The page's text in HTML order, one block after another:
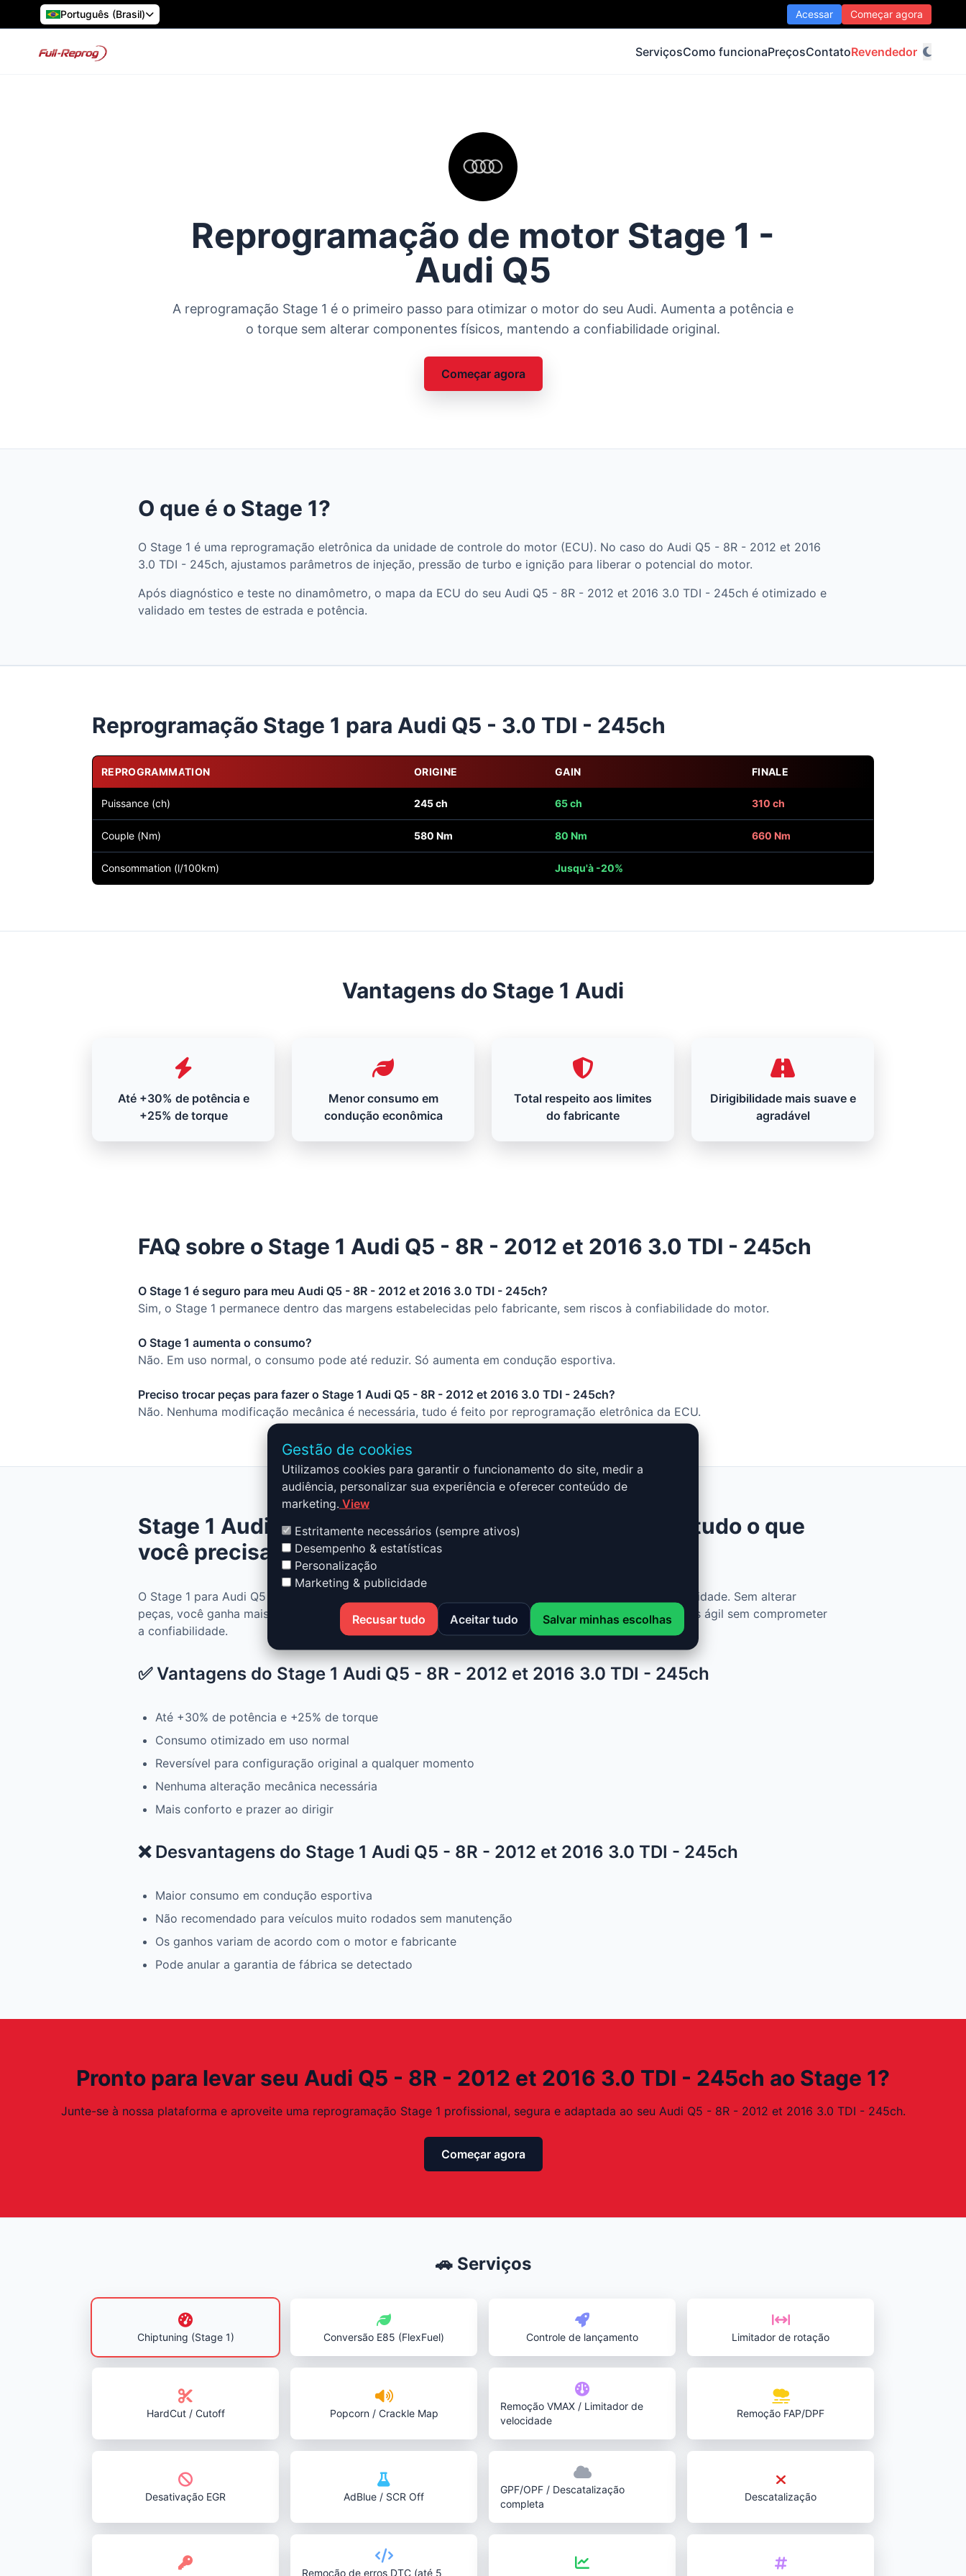
Português (Brasil) Acessar Começar agora
ServiçosComo funcionaPreçosContatoRevendedor
Reprogramação de motor Stage 1 -
Audi Q5
A reprogramação Stage 1 é o primeiro passo para otimizar o motor do seu Audi. Aumenta a potência e
o torque sem alterar componentes físicos, mantendo a confiabilidade original.
Começar agora
O que é o Stage 1?
O Stage 1 é uma reprogramação eletrônica da unidade de controle do motor (ECU). No caso do Audi Q5 - 8R - 2012 et 2016
3.0 TDI - 245ch, ajustamos parâmetros de injeção, pressão de turbo e ignição para liberar o potencial do motor.
Após diagnóstico e teste no dinamômetro, o mapa da ECU do seu Audi Q5 - 8R - 2012 et 2016 3.0 TDI - 245ch é otimizado e
validado em testes de estrada e potência.
Reprogramação Stage 1 para Audi Q5 - 3.0 TDI - 245ch
REPROGRAMMATION ORIGINE GAIN FINALE
Puissance (ch) 245 ch 65 ch 310 ch
Couple (Nm) 580 Nm 80 Nm 660 Nm
Consommation (l/100km) Jusqu'à -20%
Vantagens do Stage 1 Audi
Até +30% de potência e
+25% de torque
Menor consumo em
condução econômica
Total respeito aos limites
do fabricante
Dirigibilidade mais suave e
agradável
FAQ sobre o Stage 1 Audi Q5 - 8R - 2012 et 2016 3.0 TDI - 245ch
O Stage 1 é seguro para meu Audi Q5 - 8R - 2012 et 2016 3.0 TDI - 245ch?
Sim, o Stage 1 permanece dentro das margens estabelecidas pelo fabricante, sem riscos à confiabilidade do motor.
O Stage 1 aumenta o consumo?
Não. Em uso normal, o consumo pode até reduzir. Só aumenta em condução esportiva.
Preciso trocar peças para fazer o Stage 1 Audi Q5 - 8R - 2012 et 2016 3.0 TDI - 245ch?
Não. Nenhuma modificação mecânica é necessária, tudo é feito por reprogramação eletrônica da ECU.
Stage 1 Audi Q5 - 8R - 2012 et 2016 3.0 TDI - 245ch: tudo o que
você precisa saber
O Stage 1 para Audi Q5 - 8R - 2012 et 2016 3.0 TDI - 245ch combina desempenho, segurança e praticidade. Sem alterar
peças, você ganha mais potência, mais torque e melhor consumo. Ideal para aproveitar um motor mais ágil sem comprometer
a confiabilidade.
✅ Vantagens do Stage 1 Audi Q5 - 8R - 2012 et 2016 3.0 TDI - 245ch
Até +30% de potência e +25% de torque
Consumo otimizado em uso normal
Reversível para configuração original a qualquer momento
Nenhuma alteração mecânica necessária
Mais conforto e prazer ao dirigir
❌ Desvantagens do Stage 1 Audi Q5 - 8R - 2012 et 2016 3.0 TDI - 245ch
Maior consumo em condução esportiva
Não recomendado para veículos muito rodados sem manutenção
Os ganhos variam de acordo com o motor e fabricante
Pode anular a garantia de fábrica se detectado
Pronto para levar seu Audi Q5 - 8R - 2012 et 2016 3.0 TDI - 245ch ao Stage 1?
Junte-se à nossa plataforma e aproveite uma reprogramação Stage 1 profissional, segura e adaptada ao seu Audi Q5 - 8R - 2012 et 2016 3.0 TDI - 245ch.
Começar agora
Gestão de cookies
Utilizamos cookies para garantir o funcionamento do site, medir a
audiência, personalizar sua experiência e oferecer conteúdo de
marketing. View
Estritamente necessários (sempre ativos)
Desempenho & estatísticas
Personalização
Marketing & publicidade
Recusar tudo Aceitar tudo Salvar minhas escolhas
🚗 Serviços
Chiptuning (Stage 1) Conversão E85 (FlexFuel) Controle de lançamento Limitador de rotação
HardCut / Cutoff Popcorn / Crackle Map
Remoção VMAX / Limitador de
velocidade
Remoção FAP/DPF
Desativação EGR AdBlue / SCR Off
GPF/OPF / Descatalização
completa
Descatalização
Remoção de erros DTC (até 5